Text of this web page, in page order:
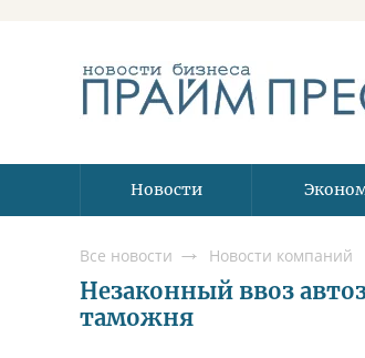
Новости
Все новости Новости компаний
Незаконный ввоз
таможня